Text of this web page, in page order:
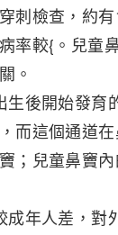
刺檢查，約
率較{。兒童
。
生後開始發
而這個通道
；兒童鼻竇
成年人差，